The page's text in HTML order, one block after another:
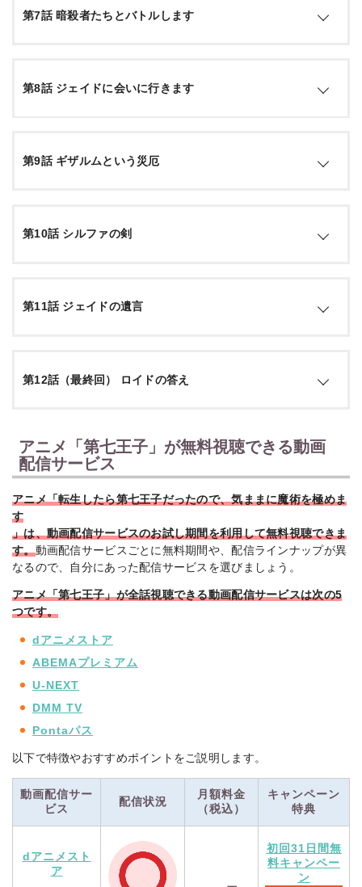
新たにベアウルフのシロを従えるようになったロイドは、魔
獣たちと心を通わす秘訣を知るべく、その能力に長ける姉の
りで意気投合する。
第7話 暗殺者たちとバトルします
王国に侵入してきた暗殺者ギルドの少女・レン。ロイドは、
彼女の持つ「毒のノロワレ」と呼ばれる彼女能力を知ったロ
力を駆使した暗殺者たちの攻撃が迫る……。
第8話 ジェイドに会いに行きます
暗殺者ギルドのメンバーたちと心を通わせたロイドは、彼ら
の仲間であるジェイドの「空間転移」の能力に興味をそそら
たちだったが…
第9話 ギザルムという災厄
レン達の前に現れたのは、ジェイドの肉体と空間転移の能力
を奪った魔族・ギザルムだった。人々の肉体を魔人に与え、
ムと対峙する。
第10話 シルファの剣
ロイドがギザルムと激しい攻防を繰り広げる中、暗殺者ギル
ドの面々に魔人の群れが迫る。ロイドが施した術式により能
第11話 ジェイドの遺言
ロイド。戦いの最中、偶然吹き上がった水蒸気の目隠しに新
使うことだった。
引用： 公式サイト
第12話（最終回） ロイドの答え
ジェイドが残した意思と術式によって、空間転移能力の魔術
を完全に理解したロイド。追い詰められたギザルムは、万物
万象をのみ込みすべてを無に帰す奥の手「黒死玉」を発動す
るが、ロイドがその圧倒的な魔力で迎え撃つ。そして、苛烈
な魔術バトルはついに決着の時を迎える。
引用：公式サイト
アニメ「第七王子」が無料視聴できる動画
配信サービス
アニメ「転生したら第七王子だったので、気ままに魔術を極めま
す
」は、動画配信サービスのお試し期間を利用して無料視聴できま
す。動画配信サービスごとに無料期間や、配信ラインナップが異
なるので、自分にあった配信サービスを選びましょう。
アニメ「第七王子」が全話視聴できる動画配信サービスは次の5
つです。
dアニメストア
ABEMAプレミアム
U-NEXT
DMM TV
Pontaパス
以下で特徴やおすすめポイントをご説明します。
動画配信サー
ビス
配信状況
月額料金
（税込）
キャンペーン
特典
dアニメスト
ア
初回31日間無
料キャンペー
ン